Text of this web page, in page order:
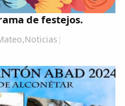
de festejos.
,Noticias |